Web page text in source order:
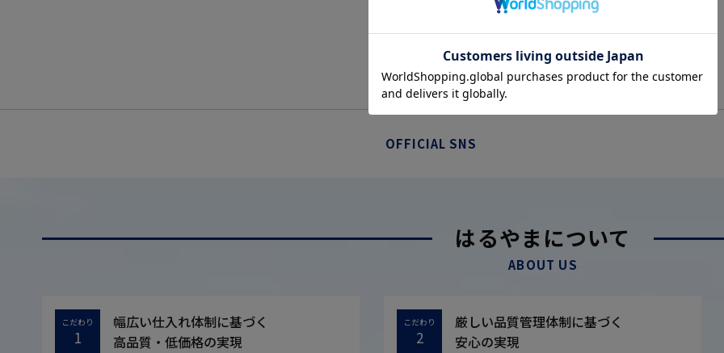
OFFICIAL SNS
はるやまについて
ABOUT US
こだわり
1
幅広い仕入れ体制に基づく
高品質・低価格の実現
こだわり
2
厳しい品質管理体制に基づく
安心の実現